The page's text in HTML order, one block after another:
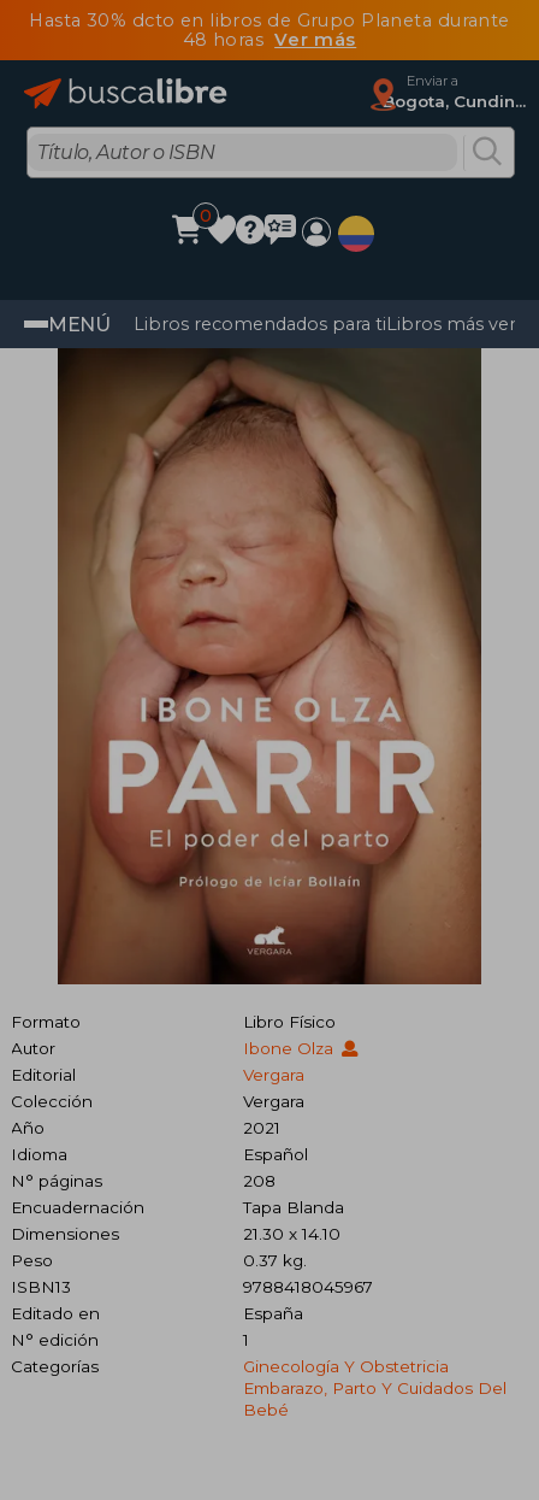
Hasta 30% dcto en libros de Grupo Planeta durante
48 horasVer más
Enviar a
Bogota, Cundinamarca
0
MENÚ Libros recomendados para tiLibros más
Formato
Libro Físico
Autor
Ibone Olza
Editorial
Vergara
Colección
Vergara
Año
2021
Idioma
Español
N° páginas
208
Encuadernación
Tapa Blanda
Dimensiones
21.30 x 14.10
Peso
0.37 kg.
ISBN13
9788418045967
Editado en
España
N° edición
1
Categorías
Ginecología Y Obstetricia
Embarazo, Parto Y Cuidados Del
Bebé